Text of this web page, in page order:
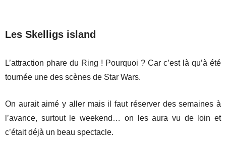
Les Skelligs island
L’attraction phare du Ring ! Pourquoi ? Car c’est là qu’à été
tournée une des scènes de Star Wars.
On aurait aimé y aller mais il faut réserver des semaines à
l’avance, surtout le weekend… on les aura vu de loin et
c’était déjà un beau spectacle.